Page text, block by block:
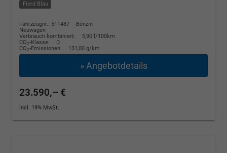
Fiord Blau
Fahrzeugnr.: 511487
Benzin
Neuwagen
Verbrauch kombiniert:
5,90 l/100km
CO2-Klasse:
D
CO2-Emissionen: 131,00 g/km
» Angebotdetails
23.590,– €
incl. 19% MwSt.